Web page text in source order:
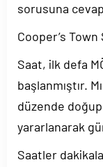
sorusuna
Cooper’s
Saat, ilk defa
başlanmıştır.
düzende
yararlanarak
Saatler